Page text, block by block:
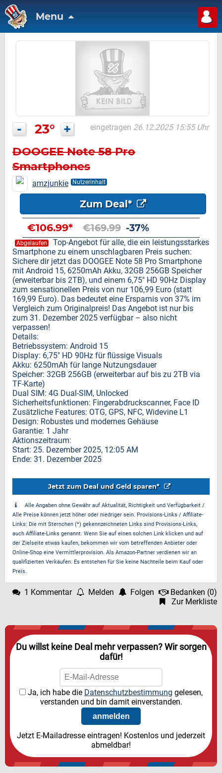
Menu
- 23° + eingetragen 26.12.2025 15:55 Uhr
DOOGEE Note 58 Pro
Smartphones
amzjunkie Nutzerinhalt
Zum Deal*
€106.99* €169.99 -37%
Abgelaufen
Top-Angebot für alle, die ein leistungsstarkes
Smartphone zu einem unschlagbaren Preis suchen:
Sichere dir jetzt das DOOGEE Note 58 Pro Smartphone
mit Android 15, 6250mAh Akku, 32GB 256GB Speicher
(erweiterbar bis 2TB), und einem 6,75" HD 90Hz Display
zum sensationellen Preis von nur 106,99 Euro (statt
169,99 Euro). Das bedeutet eine Ersparnis von 37% im
Vergleich zum Originalpreis! Das Angebot ist nur bis
zum 31. Dezember 2025 verfügbar – also nicht
verpassen!
Details:
Betriebssystem: Android 15
Display: 6,75" HD 90Hz für flüssige Visuals
Akku: 6250mAh für lange Nutzungsdauer
Speicher: 32GB 256GB (erweiterbar auf bis zu 2TB via
TF-Karte)
Dual SIM: 4G Dual-SIM, Unlocked
Sicherheitsfunktionen: Fingerabdruckscanner, Face ID
Zusätzliche Features: OTG, GPS, NFC, Widevine L1
Design: Robustes und modernes Gehäuse
Garantie: 1 Jahr
Aktionszeitraum:
Start: 25. Dezember 2025, 12:05 AM
Ende: 31. Dezember 2025
Jetzt zum Deal und Geld sparen*
Alle Angaben ohne Gewähr auf Aktualität, Richtigkeit und Verfügbarkeit /
Alle Preise können jetzt höher oder niedriger sein. Provisions-Links / Affiliate-
Links: Die mit Sternchen (*) gekennzeichneten Links sind Provisions-Links,
auch Affiliate-Links genannt. Wenn Sie auf einen solchen Link klicken und auf
der Zielseite etwas kaufen, bekommen wir vom betreffenden Anbieter oder
Online-Shop eine Vermittlerprovision. Als Amazon-Partner verdienen wir an
qualifizierten Verkäufen. Es entstehen für Sie keine Nachteile beim Kauf oder
Preis.
1 Kommentar Melden Folgen Bedanken (0)
Zur Merkliste
Du willst keine Deal mehr verpassen? Wir sorgen
dafür!
Ja, ich habe die Datenschutzbestimmung gelesen,
verstanden und bin damit einverstanden.
Jetzt E-Mailadresse eintragen! Kostenlos und jederzeit
abmeldbar!